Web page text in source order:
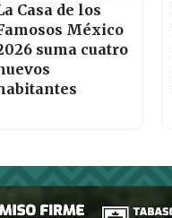
Casa de los
México
suma cuatro